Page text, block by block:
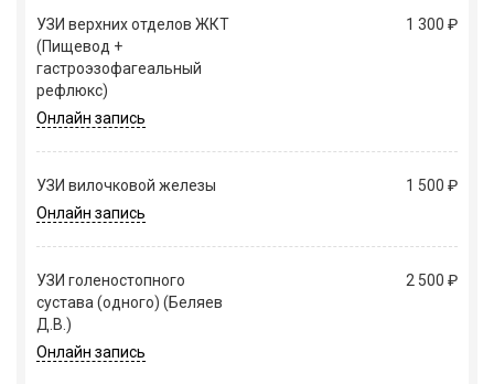
УЗИ верхних отделов ЖКТ
(Пищевод +
гастроэзофагеальный
рефлюкс)
1 300 ₽
Онлайн запись
УЗИ вилочковой железы
1 500 ₽
Онлайн запись
УЗИ голеностопного
сустава (одного) (Беляев
Д.В.)
2 500 ₽
Онлайн запись